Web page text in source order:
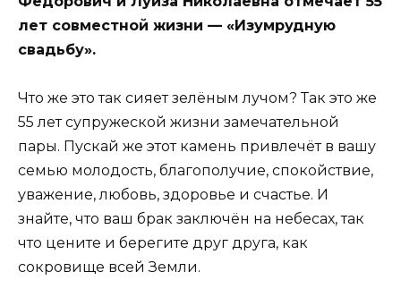
лет совместной жизни — «Изумрудную
свадьбу».
Что же это так сияет зелёным лучом? Так это же
55 лет супружеской жизни замечательной
пары. Пускай же этот камень привлечёт в вашу
семью молодость, благополучие, спокойствие,
уважение, любовь, здоровье и счастье. И
знайте, что ваш брак заключён на небесах, так
что цените и берегите друг друга, как
сокровище всей Земли.